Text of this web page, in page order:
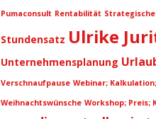
Pumaconsult Rentabilität
Stundensatz Ulrike
Unternehmensplanung
Verschnaufpause Webinar;
Weihnachtswünsche Workshop; Preis;